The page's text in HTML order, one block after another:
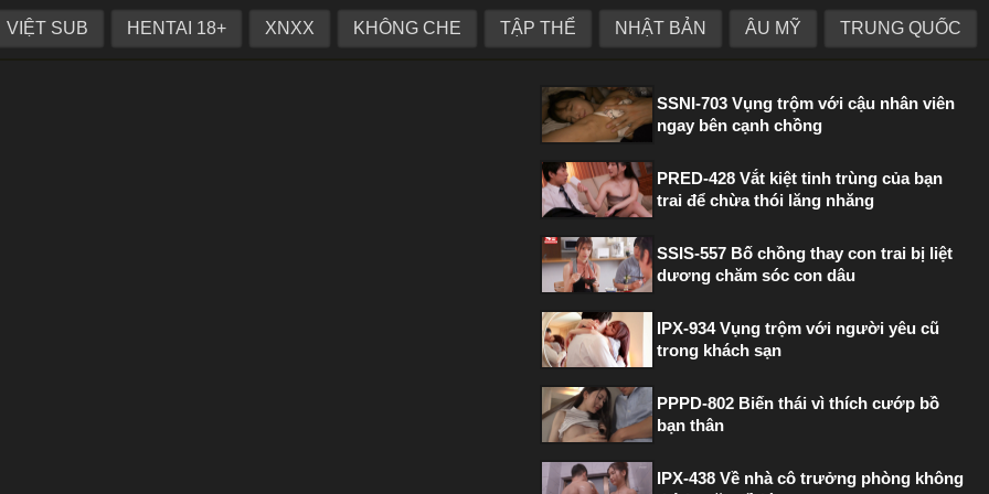
VIỆT SUB HENTAI 18+ XNXX KHÔNG CHE TẬP THỂ NHẬT BẢN ÂU MỸ TRUNG QUỐC
phục được mỹ nhân PHIM HOT TRONG TUẦN
SSNI-703 Vụng trộm với cậu nhân viên
ngay bên cạnh chồng
PRED-428 Vắt kiệt tinh trùng của bạn
trai để chừa thói lăng nhăng
SSIS-557 Bố chồng thay con trai bị liệt
dương chăm sóc con dâu
IPX-934 Vụng trộm với người yêu cũ
trong khách sạn
PPPD-802 Biến thái vì thích cướp bồ
bạn thân
IPX-438 Về nhà cô trưởng phòng không